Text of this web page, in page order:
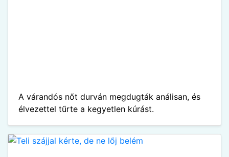
A várandós nőt durván megdugták análisan, és
élvezettel tűrte a kegyetlen kúrást.